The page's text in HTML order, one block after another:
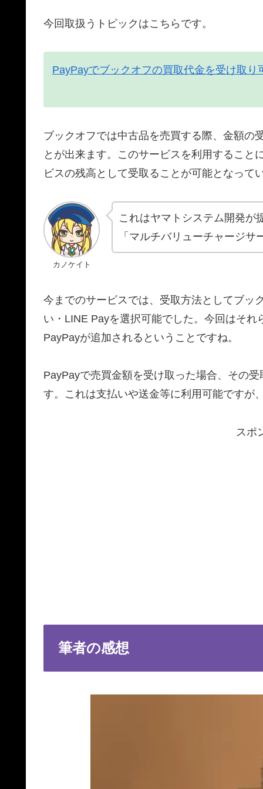
今回取扱うトピックはこちらです。
PayPayでブックオフの買取代金を受け取り
ブックオフでは中古品を売買する際、金額の
とが出来ます。このサービスを利用すること
ビスの残高として受取ることが可能となって
カノケイト
これはヤマトシステム開発が
「マルチバリューチャージ
今までのサービスでは、受取方法としてブッ
い・LINE Payを選択可能でした。今回はそ
PayPayが追加されるということですね。
PayPayで売買金額を受け取った場合、その
す。これは支払いや送金等に利用可能ですが
スポ
筆者の感想